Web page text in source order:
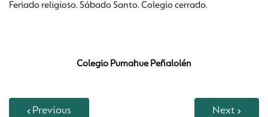
Feriado religioso. Sábado Santo. Colegio cerrado.
Colegio Pumahue Peñalolén
Previous Next